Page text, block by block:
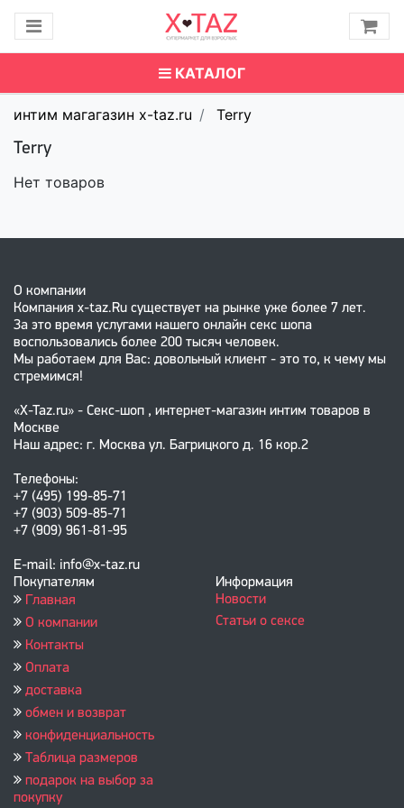
КАТАЛОГ
интим магагазин x-taz.ru
Terry
Terry
Нет товаров
О компании
Компания x-taz.Ru существует на рынке уже более 7 лет.
За это время услугами нашего онлайн секс шопа
воспользовались более 200 тысяч человек.
Мы работаем для Вас: довольный клиент - это то, к чему мы
стремимся!
«X-Taz.ru» - Секс-шоп , интернет-магазин интим товаров в
Москве
Наш адрес: г. Москва ул. Багрицкого д. 16 кор.2
Телефоны:
+7 (495) 199-85-71
+7 (903) 509-85-71
+7 (909) 961-81-95
E-mail: info@x-taz.ru
Покупателям
Главная
О компании
Контакты
Оплата
доставка
обмен и возврат
конфиденциальность
Таблица размеров
подарок на выбор за
покупку
Информация
Новости
Статьи о сексе